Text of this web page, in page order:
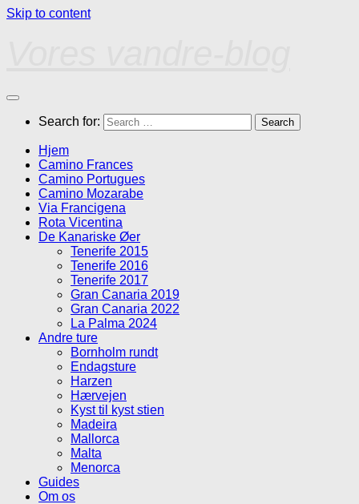
Skip to content
Search for:
Hjem
Camino Frances
Camino Portugues
Camino Mozarabe
Via Francigena
Rota Vicentina
De Kanariske Øer
Tenerife 2015
Tenerife 2016
Tenerife 2017
Gran Canaria 2019
Gran Canaria 2022
La Palma 2024
Andre ture
Bornholm rundt
Endagsture
Harzen
Hærvejen
Kyst til kyst stien
Madeira
Mallorca
Malta
Menorca
Guides
Om os